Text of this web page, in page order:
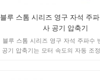
블루 스톰 시리즈 영구 자석 주
사 공기 압축기
블루 스톰 시리즈 영구 자석 주파수
공기 압축기는 모터 속도의 자동 조